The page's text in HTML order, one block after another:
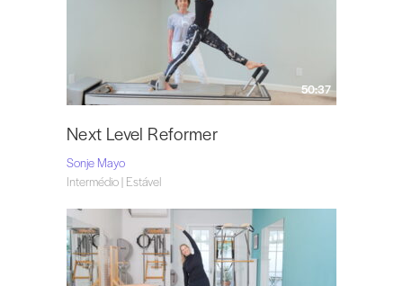
50:37
Next Level Reformer
Sonje Mayo
Intermédio | Estável